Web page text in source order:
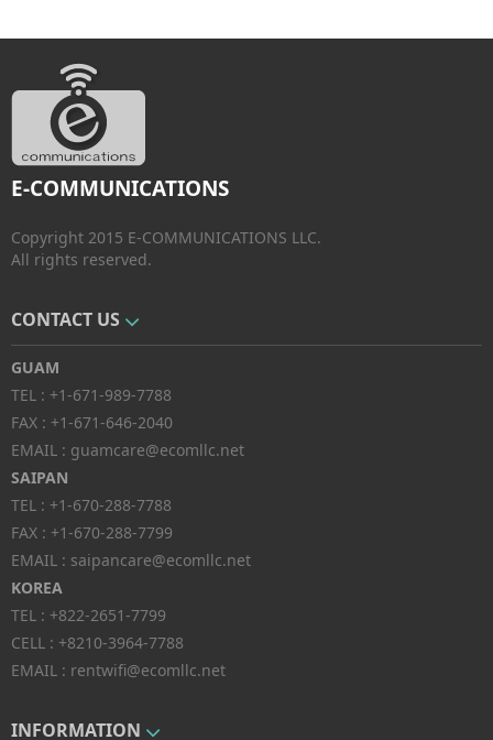
E-COMMUNICATIONS
Copyright 2015 E-COMMUNICATIONS LLC.
All rights reserved.
CONTACT US
GUAM
TEL : +1-671-989-7788
FAX : +1-671-646-2040
EMAIL : guamcare@ecomllc.net
SAIPAN
TEL : +1-670-288-7788
FAX : +1-670-288-7799
EMAIL : saipancare@ecomllc.net
KOREA
TEL : +822-2651-7799
CELL : +8210-3964-7788
EMAIL : rentwifi@ecomllc.net
INFORMATION